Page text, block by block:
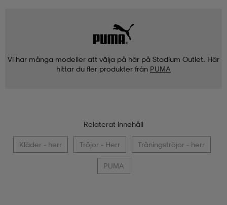
Vi har många modeller att välja på här på Stadium Outlet. Här
hittar du fler produkter från PUMA
Relaterat innehåll
Kläder - herr Tröjor - Herr Träningströjor - herr
PUMA